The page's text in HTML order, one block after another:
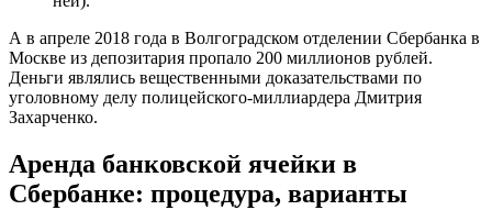
А в апреле 2018 года в Волгоградском отделении Сбербанка в
Москве из депозитария пропало 200 миллионов рублей.
Деньги являлись вещественными доказательствами по
уголовному делу полицейского-миллиардера Дмитрия
Захарченко.
Аренда банковской ячейки в
Сбербанке: процедура, варианты